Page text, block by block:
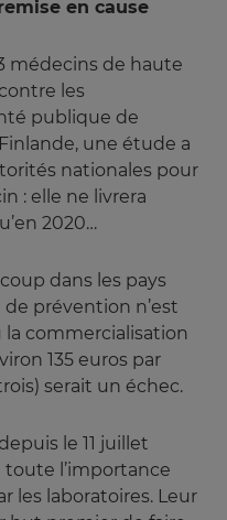
en cause
médecins de haute
les
publique de
une étude a
nationales pour
: elle ne livrera
2020…
dans les pays
prévention n’est
commercialisation
135 euros par
serait un échec.
le 11 juillet
toute l’importance
les laboratoires. Leur